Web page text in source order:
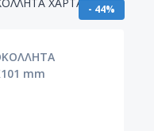
- 44%
mm